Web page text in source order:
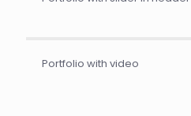
Portfolio with video